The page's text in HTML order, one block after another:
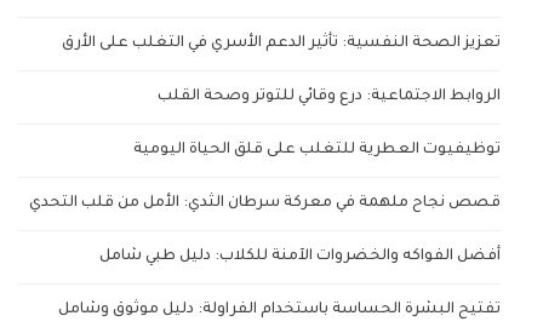
تعزيز الصحة النفسية: تأثير الدعم الأسري في التغلب على الأرق
الروابط الاجتماعية: درع وقائي للتوتر وصحة القلب
توظيفيوت العطرية للتغلب على قلق الحياة اليومية
قصص نجاح ملهمة في معركة سرطان الثدي: الأمل من قلب التحدي
أفضل الفواكه والخضروات الآمنة للكلاب: دليل طبي شامل
تفتيح البشرة الحساسة باستخدام الفراولة: دليل موثوق وشامل